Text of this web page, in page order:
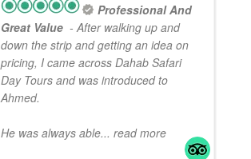
Professional And
Great Value - After walking up and
down the strip and getting an idea on
pricing, I came across Dahab Safari
Day Tours and was introduced to
Ahmed.
He was always able... read more